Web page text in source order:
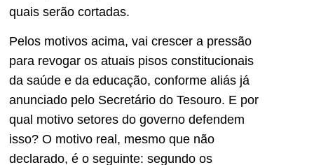
quais serão cortadas.
Pelos motivos acima, vai crescer a pressão
para revogar os atuais pisos constitucionais
da saúde e da educação, conforme aliás já
anunciado pelo Secretário do Tesouro. E por
qual motivo setores do governo defendem
isso? O motivo real, mesmo que não
declarado, é o seguinte: segundo os